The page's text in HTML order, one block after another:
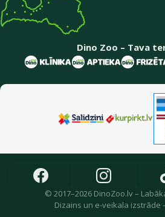
Dino Zoo – Tava
© 2017–2026 DinoZoo.lv –
Dizains un e-veikala izstrāde